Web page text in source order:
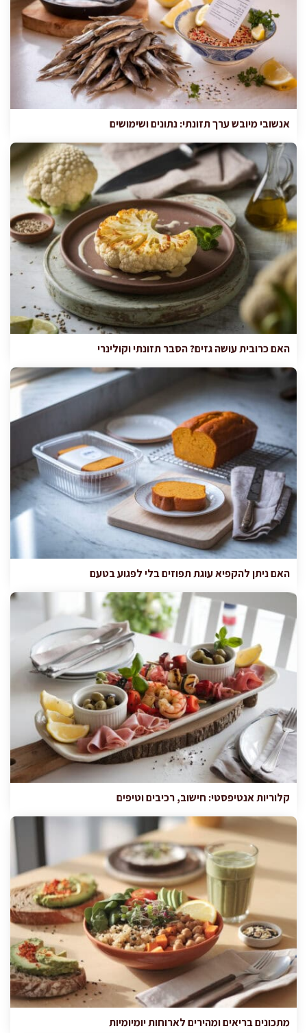
אנשובי מיובש ערך תזונתי: נתונים ושימושים
האם כרובית עושה גזים? הסבר תזונתי וקולינרי
האם ניתן להקפיא עוגת תפוזים בלי לפגוע בטעם
קלוריות אנטיפסטי: חישוב, רכיבים וטיפים
מתכונים בריאים ומהירים לארוחות יומיומיות